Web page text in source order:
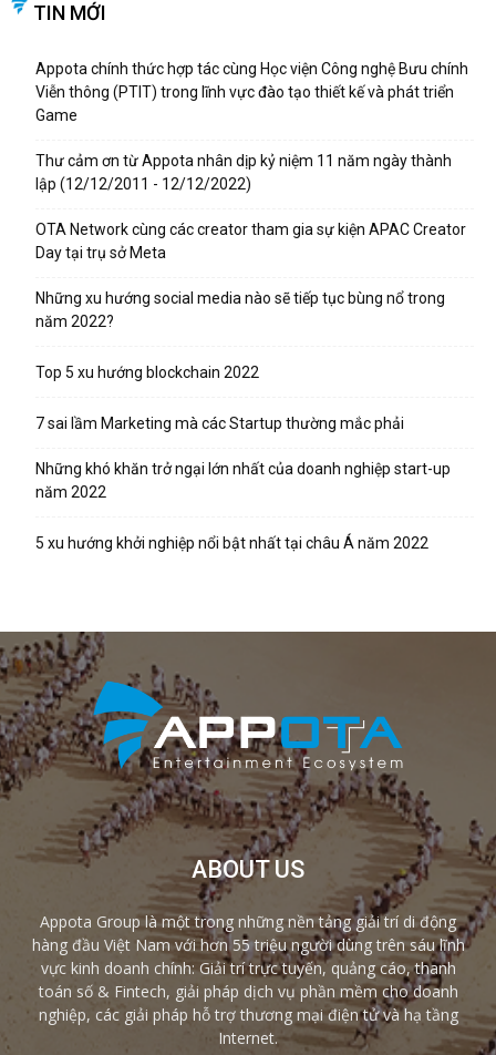
TIN MỚI
Appota chính thức hợp tác cùng Học viện Công nghệ Bưu chính
Viễn thông (PTIT) trong lĩnh vực đào tạo thiết kế và phát triển
Game
Thư cảm ơn từ Appota nhân dịp kỷ niệm 11 năm ngày thành
lập (12/12/2011 - 12/12/2022)
OTA Network cùng các creator tham gia sự kiện APAC Creator
Day tại trụ sở Meta
Những xu hướng social media nào sẽ tiếp tục bùng nổ trong
năm 2022?
Top 5 xu hướng blockchain 2022
7 sai lầm Marketing mà các Startup thường mắc phải
Những khó khăn trở ngại lớn nhất của doanh nghiệp start-up
năm 2022
5 xu hướng khởi nghiệp nổi bật nhất tại châu Á năm 2022
ABOUT US
Appota Group là một trong những nền tảng giải trí di động
hàng đầu Việt Nam với hơn 55 triệu người dùng trên sáu lĩnh
vực kinh doanh chính: Giải trí trực tuyến, quảng cáo, thanh
toán số & Fintech, giải pháp dịch vụ phần mềm cho doanh
nghiệp, các giải pháp hỗ trợ thương mại điện tử và hạ tầng
Internet.